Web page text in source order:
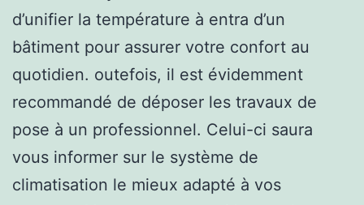
d’unifier la température à entra d’un
bâtiment pour assurer votre confort au
quotidien. outefois, il est évidemment
recommandé de déposer les travaux de
pose à un professionnel. Celui-ci saura
vous informer sur le système de
climatisation le mieux adapté à vos